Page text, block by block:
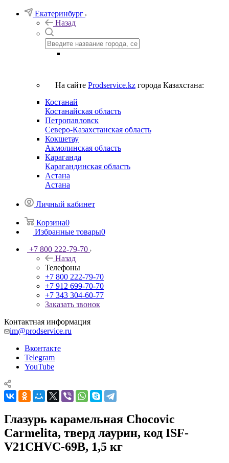
Екатеринбург
Назад
На сайте Prodservice.kz города Казахстана:
Костанай
Костанайская область
Петропавловск
Северо-Казахстанская область
Кокшетау
Акмолинская область
Караганда
Карагандинская область
Астана
Астана
Личный кабинет
Корзина0
Избранные товары0
+7 800 222-79-70
Назад
Телефоны
+7 800 222-79-70
+7 912 699-70-70
+7 343 304-60-77
Заказать звонок
Контактная информация
im@prodservice.ru
Вконтакте
Telegram
YouTube
Глазурь карамельная Chocovic
Carmelita, тверд лаурин, код ISF-
V21CHVC-69B, 1,5 кг